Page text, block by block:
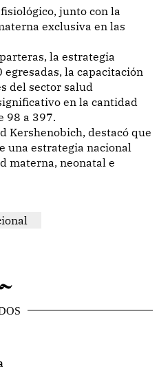
junto con la
exclusiva en las
la estrategia
la capacitación
del sector salud
en la cantidad
98 a 397.
Kershenobich, destacó que
una estrategia nacional
materna, neonatal e